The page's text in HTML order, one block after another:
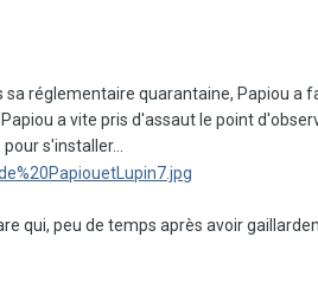
réglementaire quarantaine, Papiou a
a vite pris d'assaut le point
s'installer...
qui, peu de temps après avoir